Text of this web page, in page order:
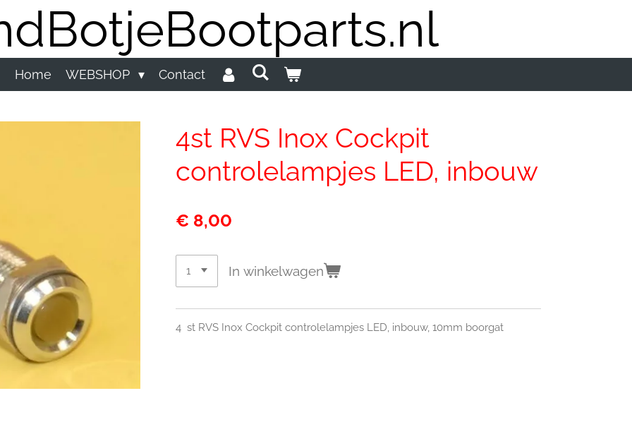
Home WEBSHOP Contact
4st RVS Inox Cockpit
controlelampjes LED, inbouw
€ 8,00
In winkelwagen
4 st RVS Inox Cockpit controlelampjes LED, inbouw, 10mm boorgat